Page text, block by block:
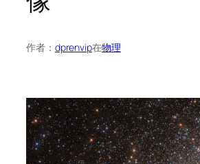
作者： dprenvip在物理